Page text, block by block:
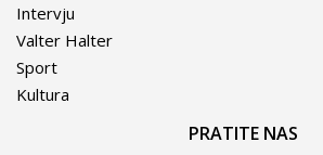
Intervju
Valter Halter
Sport
Kultura
PRATITE NAS